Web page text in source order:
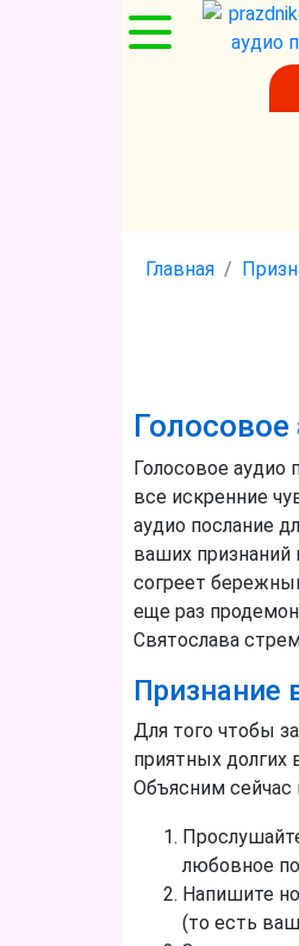
Главная
Голосовое
все искренние
аудио послание
ваших признаний
согреет
еще раз
Святослава
Признание
Для того чтобы
приятных долгих
Объясним сейчас
любовное
Напишите
(то есть